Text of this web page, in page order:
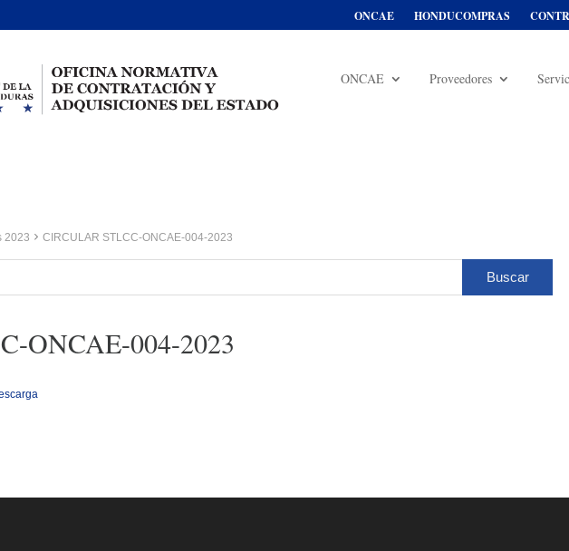
ONCAE HONDUCOMPRAS
ONCAE Proveedores
2023 CIRCULAR STLCC-ONCAE-004-2023
ONCAE-004-2023